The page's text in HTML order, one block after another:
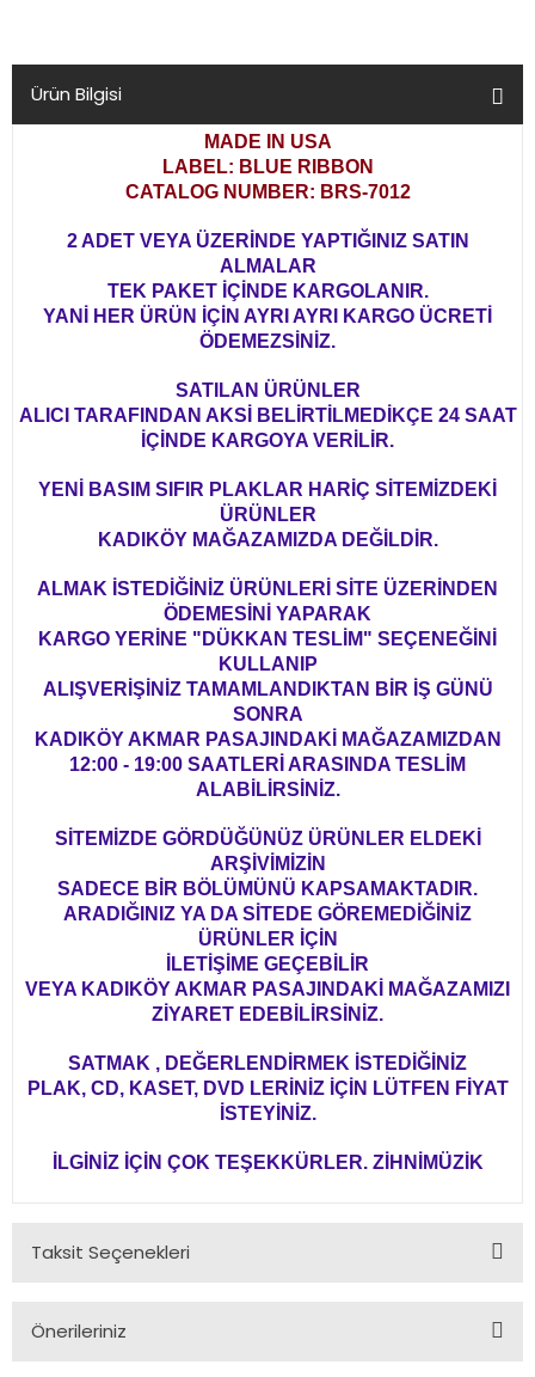
Ürün Bilgisi
MADE IN USA
LABEL: BLUE RIBBON
CATALOG NUMBER: BRS-7012
2 ADET VEYA ÜZERİNDE YAPTIĞINIZ SATIN
ALMALAR
TEK PAKET İÇİNDE KARGOLANIR.
YANİ HER ÜRÜN İÇİN AYRI AYRI KARGO ÜCRETİ
ÖDEMEZSİNİZ.
SATILAN ÜRÜNLER
ALICI TARAFINDAN AKSİ BELİRTİLMEDİKÇE 24 SAAT
İÇİNDE KARGOYA VERİLİR.
YENİ BASIM SIFIR PLAKLAR HARİÇ SİTEMİZDEKİ
ÜRÜNLER
KADIKÖY MAĞAZAMIZDA DEĞİLDİR.
ALMAK İSTEDİĞİNİZ ÜRÜNLERİ SİTE ÜZERİNDEN
ÖDEMESİNİ YAPARAK
KARGO YERİNE "DÜKKAN TESLİM" SEÇENEĞİNİ
KULLANIP
ALIŞVERİŞİNİZ TAMAMLANDIKTAN BİR İŞ GÜNÜ
SONRA
KADIKÖY AKMAR PASAJINDAKİ MAĞAZAMIZDAN
12:00 - 19:00 SAATLERİ ARASINDA TESLİM
ALABİLİRSİNİZ.
SİTEMİZDE GÖRDÜĞÜNÜZ ÜRÜNLER ELDEKİ
ARŞİVİMİZİN
SADECE BİR BÖLÜMÜNÜ KAPSAMAKTADIR.
ARADIĞINIZ YA DA SİTEDE GÖREMEDİĞİNİZ
ÜRÜNLER İÇİN
İLETİŞİME GEÇEBİLİR
VEYA KADIKÖY AKMAR PASAJINDAKİ MAĞAZAMIZI
ZİYARET EDEBİLİRSİNİZ.
SATMAK , DEĞERLENDİRMEK İSTEDİĞİNİZ
PLAK, CD, KASET, DVD LERİNİZ İÇİN LÜTFEN FİYAT
İSTEYİNİZ.
İLGİNİZ İÇİN ÇOK TEŞEKKÜRLER. ZİHNİMÜZİK
Taksit Seçenekleri
Önerileriniz